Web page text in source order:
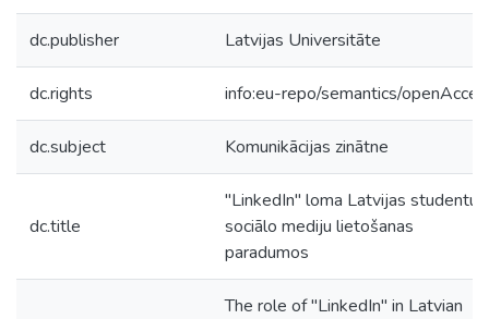
dc.publisher Latvijas Universitāte
dc.rights info:eu-repo/semantics/
dc.subject Komunikācijas zinātne
dc.title
"LinkedIn" loma Latvijas studentu
sociālo mediju lietošanas
paradumos
The role of "LinkedIn" in Latvian